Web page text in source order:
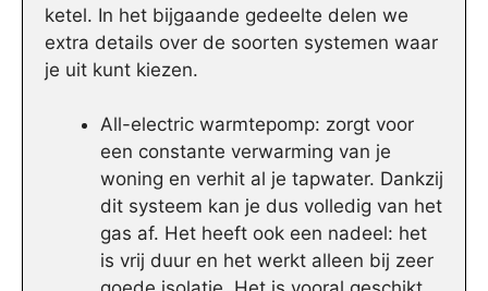
ketel. In het bijgaande gedeelte delen we
extra details over de soorten systemen waar
je uit kunt kiezen.
All-electric warmtepomp: zorgt voor
een constante verwarming van je
woning en verhit al je tapwater. Dankzij
dit systeem kan je dus volledig van het
gas af. Het heeft ook een nadeel: het
is vrij duur en het werkt alleen bij zeer